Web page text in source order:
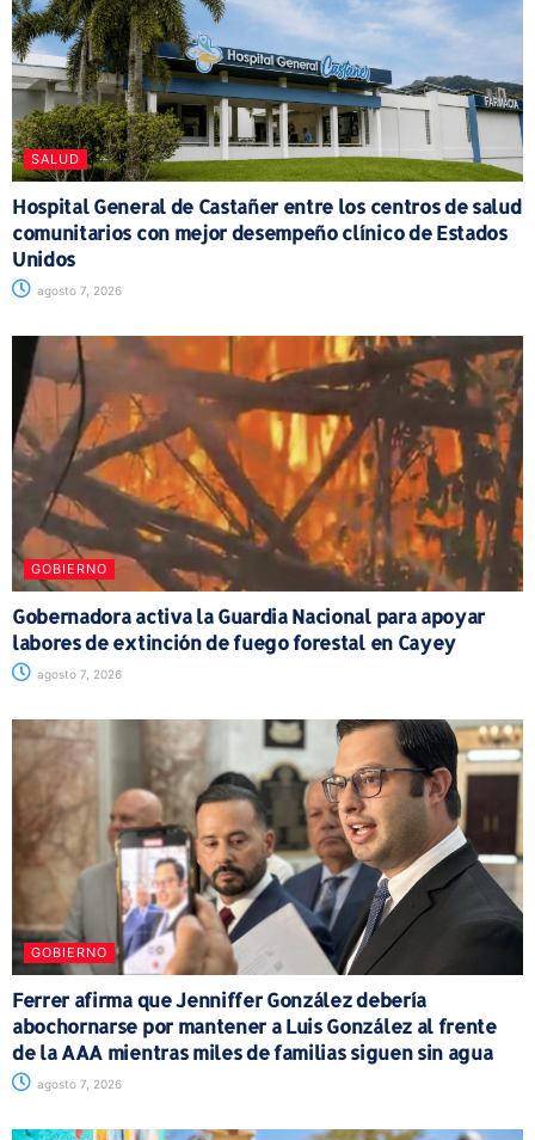
SALUD
Hospital General de Castañer entre los centros de salud
comunitarios con mejor desempeño clínico de Estados
Unidos
agosto 7, 2026
GOBIERNO
Gobernadora activa la Guardia Nacional para apoyar
labores de extinción de fuego forestal en Cayey
agosto 7, 2026
GOBIERNO
Ferrer afirma que Jenniffer González debería
abochornarse por mantener a Luis González al frente
de la AAA mientras miles de familias siguen sin agua
agosto 7, 2026